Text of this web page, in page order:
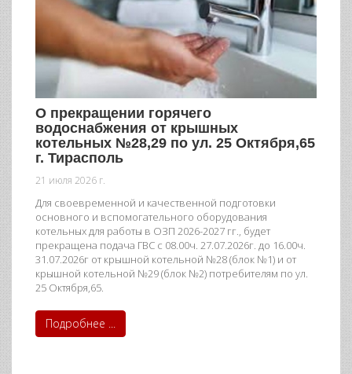
О прекращении горячего
водоснабжения от крышных
котельных №28,29 по ул. 25 Октября,65
г. Тирасполь
21 июля 2026 г.
Для своевременной и качественной подготовки
основного и вспомогательного оборудования
котельных для работы в ОЗП 2026-2027 гг., будет
прекращена подача ГВС с 08.00ч. 27.07.2026г. до 16.00ч.
31.07.2026г от крышной котельной №28 (блок №1) и от
крышной котельной №29 (блок №2) потребителям по ул.
25 Октября,65.
Подробнее ...